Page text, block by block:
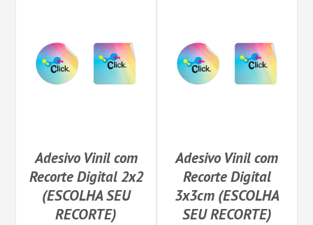
Adesivo Vinil com
Recorte Digital 2x2
(ESCOLHA SEU
RECORTE)
Adesivo Vinil com
Recorte Digital
3x3cm (ESCOLHA
SEU RECORTE)